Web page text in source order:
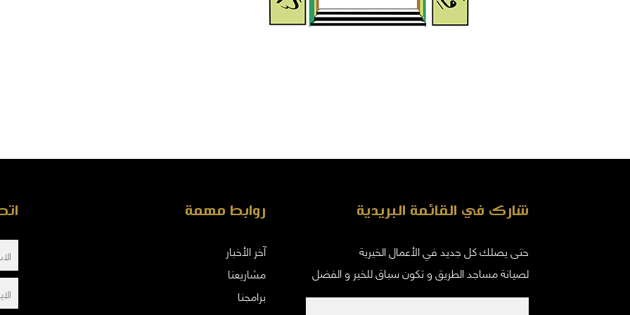
شارك في القائمة البريدية
حتى يصلك كل جديد في الأعمال الخيرية
لصيانة مساجد الطريق و تكون سباق للخير و الفضل
روابط مهمة
آخر الأخبار
مشاريعنا
برامجنا